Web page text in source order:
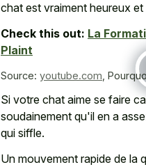
chat est vraiment heureux et
Check this out: La
Plaint
Source: youtube.com
Si votre chat aime se faire
soudainement qu'il en a
qui siffle.
Un mouvement rapide de la